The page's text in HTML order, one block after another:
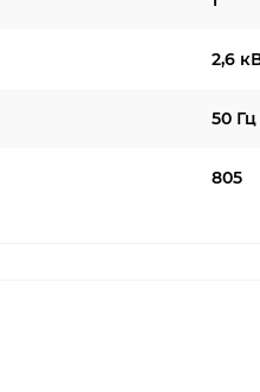
2,6
50 Гц
805